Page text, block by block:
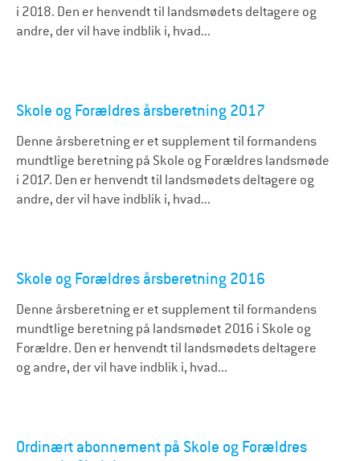
i 2018. Den er henvendt til landsmødets deltagere og
andre, der vil have indblik i, hvad...
Skole og Forældres årsberetning 2017
Denne årsberetning er et supplement til formandens
mundtlige beretning på Skole og Forældres landsmøde
i 2017. Den er henvendt til landsmødets deltagere og
andre, der vil have indblik i, hvad...
Skole og Forældres årsberetning 2016
Denne årsberetning er et supplement til formandens
mundtlige beretning på landsmødet 2016 i Skole og
Forældre. Den er henvendt til landsmødets deltagere
og andre, der vil have indblik i, hvad...
Ordinært abonnement på Skole og Forældres